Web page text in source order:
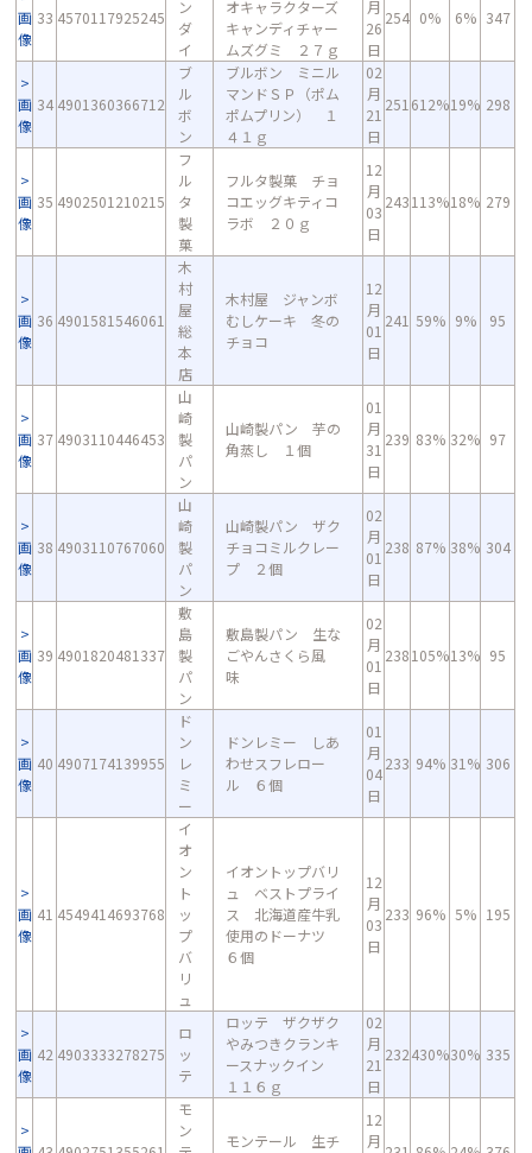
画
像
33 4570117925245
ン
ダ
イ
オキャラクターズ
キャンディチャー
ムズグミ ２７ｇ
月
26
日
254 0% 6% 347
画
像
34 4901360366712
ブ
ル
ボ
ン
ブルボン ミニル
マンドＳＰ（ポム
ポムプリン） １
４１ｇ
02
月
21
日
251 612%19% 298
画
像
35 4902501210215
フ
ル
タ
製
菓
フルタ製菓 チョ
コエッグキティコ
ラボ ２０ｇ
12
月
03
日
243113%18% 279
画
像
36 4901581546061
木
村
屋
総
本
店
木村屋 ジャンボ
むしケーキ 冬の
チョコ
12
月
01
日
241 59% 9% 95
画
像
37 4903110446453
山
崎
製
パ
ン
山崎製パン 芋の
角蒸し １個
01
月
31
日
239 83% 32% 97
画
像
38 4903110767060
山
崎
製
パ
ン
山崎製パン ザク
チョコミルクレー
プ ２個
02
月
01
日
238 87% 38% 304
画
像
39 4901820481337
敷
島
製
パ
ン
敷島製パン 生な
ごやんさくら風
味
02
月
01
日
238105%13% 95
画
像
40 4907174139955
ド
ン
レ
ミ
ー
ドンレミー しあ
わせスフレロー
ル ６個
01
月
04
日
233 94% 31% 306
画
像
41 4549414693768
イ
オ
ン
ト
ッ
プ
バ
リ
ュ
イオントップバリ
ュ ベストプライ
ス 北海道産牛乳
使用のドーナツ
６個
12
月
03
日
233 96% 5% 195
画
像
42 4903333278275
ロ
ッ
テ
ロッテ ザクザク
やみつきクランキ
ースナックイン
１１６ｇ
02
月
21
日
232430%30% 335
モ
ン
モンテール 生チ
12
月